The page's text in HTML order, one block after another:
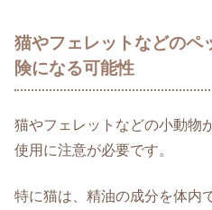
猫やフェレットなどのペ
険になる可能性
猫やフェレットなどの小動物
使用に注意が必要です。
特に猫は、精油の成分を体内